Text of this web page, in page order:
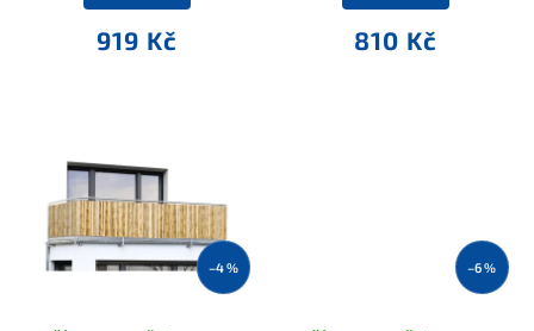
919 Kč 810 Kč
–4 % –6 %